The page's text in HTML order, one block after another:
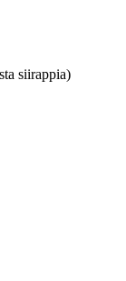
siirappia)